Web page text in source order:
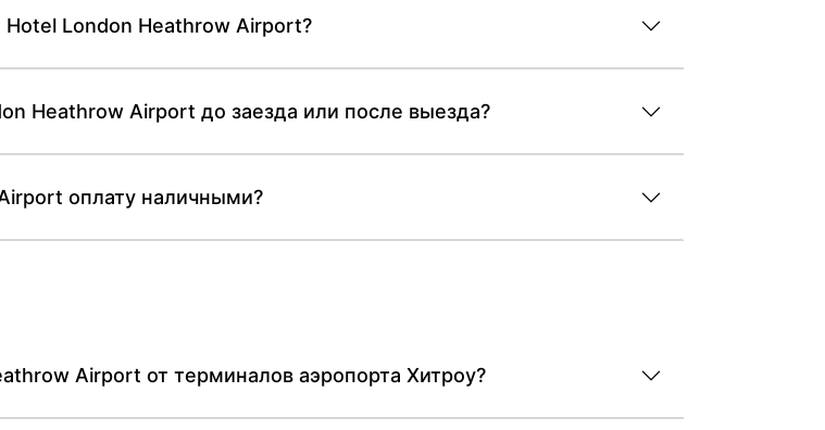
London Heathrow Airport?
Heathrow Airport до заезда или после выезда?
оплату наличными?
Как далеко находится Leonardo Hotel London Heathrow Airport от терминалов аэропорта Хитроу?